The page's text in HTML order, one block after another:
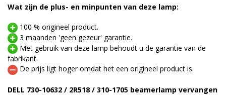
Wat zijn de plus- en minpunten van deze lamp:
100 % origineel product.
3 maanden 'geen gezeur' garantie.
Met gebruik van deze lamp behoudt u de garantie van de
fabrikant.
De prijs ligt hoger omdat het een origineel product is.
DELL 730-10632 / 2R518 / 310-1705 beamerlamp vervangen